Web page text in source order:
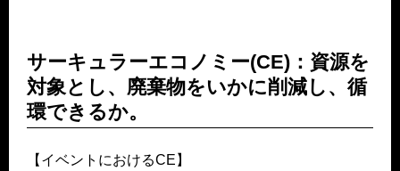
サーキュラーエコノミー(CE)：資源を
対象とし、廃棄物をいかに削減し、循
環できるか。
【イベントにおけるCE】